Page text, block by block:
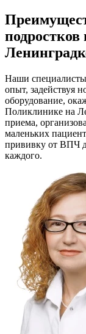
Наши
опыт, задействуя
оборудование,
Поликлинике на
приема,
маленьких
прививку от ВПЧ
каждого.